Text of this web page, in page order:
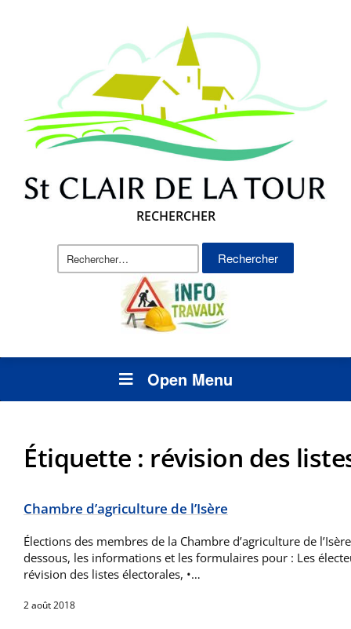
RECHERCHER
Rechercher :
Open Menu
Étiquette : révision des
Chambre d’agriculture de l’Isère
Élections des membres de la Chambre d’agriculture de
dessous, les informations et les formulaires pour : Les
révision des listes électorales, •…
2 août 2018